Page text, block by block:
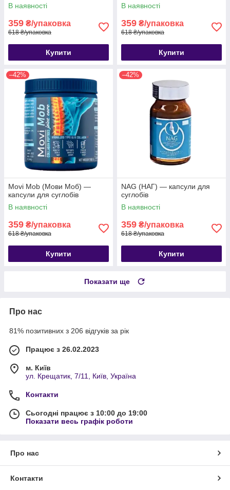
В наявності
359 ₴/упаковка
618 ₴/упаковка
Купити
В наявності
359 ₴/упаковка
618 ₴/упаковка
Купити
–42%
Movi Mob (Мови Моб) —
капсули для суглобів
В наявності
359 ₴/упаковка
618 ₴/упаковка
Купити
–42%
NAG (НАГ) — капсули для
суглобів
В наявності
359 ₴/упаковка
618 ₴/упаковка
Купити
Показати ще
Про нас
81% позитивних з 206 відгуків за рік
Працює з 26.02.2023
м. Київ
ул. Крещатик, 7/11, Київ, Україна
Контакти
Сьогодні працює з 10:00 до 19:00
Показати весь графік роботи
Про нас
Контакти